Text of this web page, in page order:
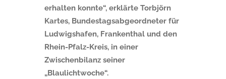
erhalten konnte“, erklärte Torbjörn
Kartes, Bundestagsabgeordneter für
Ludwigshafen, Frankenthal und den
Rhein-Pfalz-Kreis, in einer
Zwischenbilanz seiner
„Blaulichtwoche“.